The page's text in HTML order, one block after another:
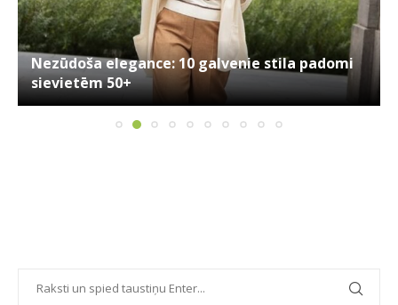
Nezūdoša elegance: 10 galvenie stila padomi
sievietēm 50+